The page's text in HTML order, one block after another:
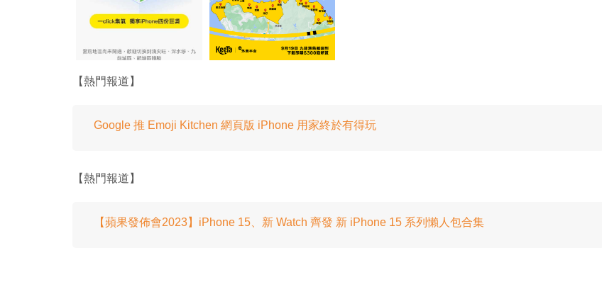
【熱門報道】
Google 推 Emoji Kitchen 網頁版 iPhone 用家終於有得玩
【熱門報道】
【蘋果發佈會2023】iPhone 15、新 Watch 齊發 新 iPhone 15 系列懶人包合集